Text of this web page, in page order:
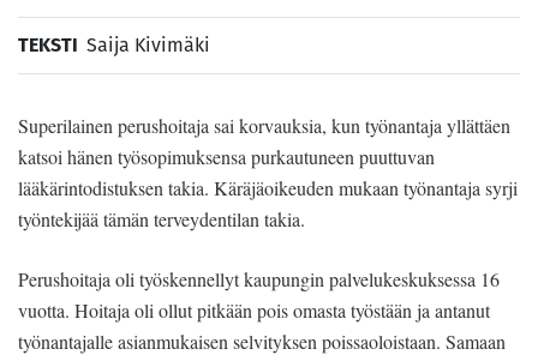
TEKSTI Saija Kivimäki
Superilainen perushoitaja sai korvauksia, kun työnantaja yllättäen
katsoi hänen työsopimuksensa purkautuneen puuttuvan
lääkärintodistuksen takia. Käräjäoikeuden mukaan työnantaja syrji
työntekijää tämän terveydentilan takia.
Perushoitaja oli työskennellyt kaupungin palvelukeskuksessa 16
vuotta. Hoitaja oli ollut pitkään pois omasta työstään ja antanut
työnantajalle asianmukaisen selvityksen poissaoloistaan. Samaan